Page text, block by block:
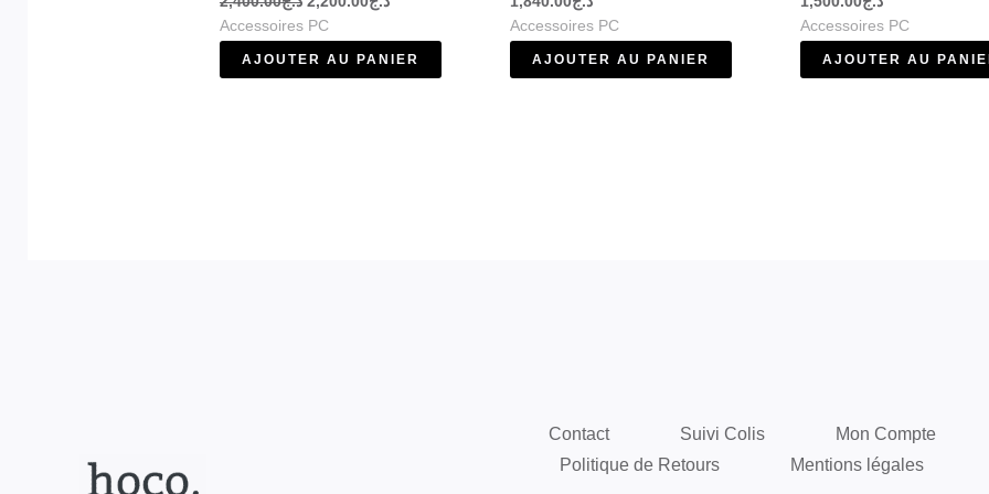
Accessoires PC
AJOUTER AU PANIER
Accessoires PC
AJOUTER AU PANIER
Accessoires PC
AJOUTER AU
Contact Suivi Colis
Mon Compte
Politique de Retours
Mentions légales